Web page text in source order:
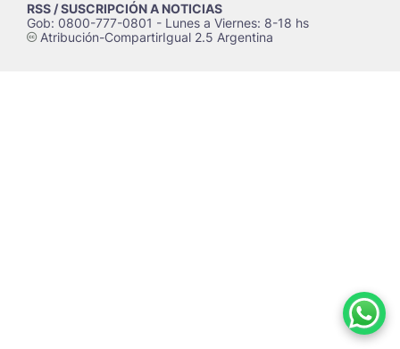
RSS / SUSCRIPCIÓN A NOTICIAS
Gob: 0800-777-0801 - Lunes a Viernes: 8-18 hs
cAtribución-CompartirIgual 2.5 Argentina